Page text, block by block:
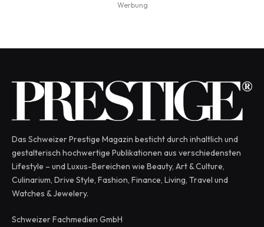
Werbung
Das Schweizer Prestige Magazin besticht durch inhaltlich und
gestalterisch hochwertige Publikationen aus verschiedensten
Lifestyle – und Luxus-Bereichen wie Beauty, Art & Culture,
Culinarium, Drive Style, Fashion, Finance, Living, Travel und
Watches & Jewelery.
Schweizer Fachmedien GmbH